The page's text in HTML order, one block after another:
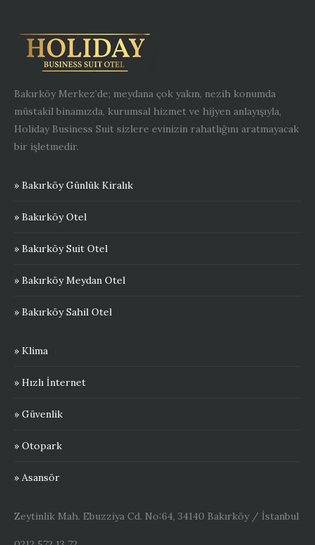
Bakırköy Merkez’de; meydana çok yakın, nezih konumda
müstakil binamızda, kurumsal hizmet ve hijyen anlayışıyla,
Holiday Business Suit sizlere evinizin rahatlığını aratmayacak
bir işletmedir.
» Bakırköy Günlük Kiralık
» Bakırköy Otel
» Bakırköy Suit Otel
» Bakırköy Meydan Otel
» Bakırköy Sahil Otel
» Klima
» Hızlı İnternet
» Güvenlik
» Otopark
» Asansör
Zeytinlik Mah. Ebuzziya Cd. No:64, 34140 Bakırköy / İstanbul